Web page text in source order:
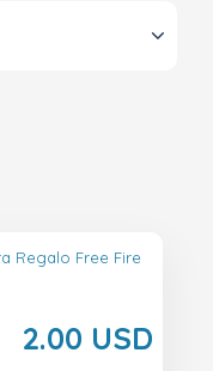
Regalo Free Fire
2.00 USD